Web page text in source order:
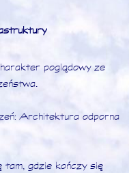
poglądowy ze
Architektura odporna
tam, gdzie kończy się